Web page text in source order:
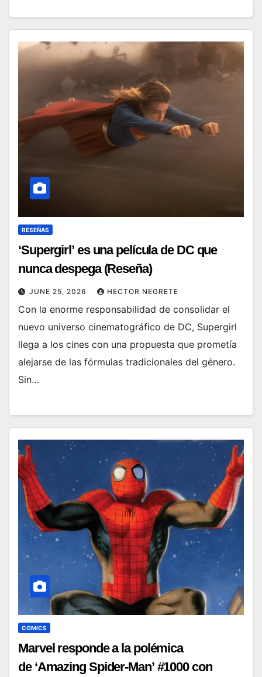
RESEÑAS
‘Supergirl’ es una película de DC que
nunca despega (Reseña)
JUNE 25, 2026 HECTOR NEGRETE
Con la enorme responsabilidad de consolidar el
nuevo universo cinematográfico de DC, Supergirl
llega a los cines con una propuesta que prometía
alejarse de las fórmulas tradicionales del género.
Sin…
COMICS
Marvel responde a la polémica
de ‘Amazing Spider-Man’ #1000 con